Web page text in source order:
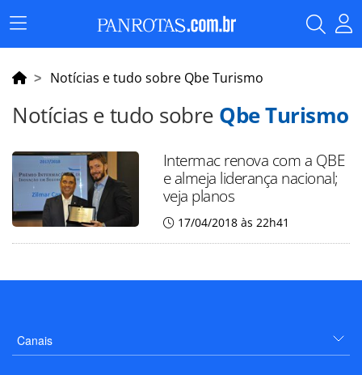
Menu
Principal
Notícias e tudo sobre Qbe Turismo
Notícias e tudo sobre Qbe Turismo
Intermac renova com a QBE
e almeja liderança nacional;
veja planos
17/04/2018 às 22h41
Canais